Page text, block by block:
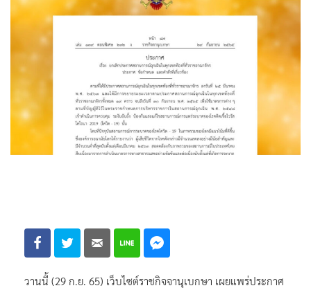
วานนี้ (29 ก.ย. 65) เว็บไซต์ราชกิจจานุเบกษา เผยแพร่ประกาศ